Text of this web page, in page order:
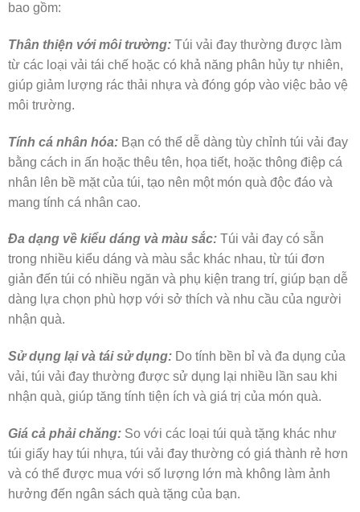
bao gồm:
Thân thiện với môi trường: Túi vải đay thường được làm
từ các loại vải tái chế hoặc có khả năng phân hủy tự nhiên,
giúp giảm lượng rác thải nhựa và đóng góp vào việc bảo vệ
môi trường.
Tính cá nhân hóa: Bạn có thể dễ dàng tùy chỉnh túi vải đay
bằng cách in ấn hoặc thêu tên, họa tiết, hoặc thông điệp cá
nhân lên bề mặt của túi, tạo nên một món quà độc đáo và
mang tính cá nhân cao.
Đa dạng về kiểu dáng và màu sắc: Túi vải đay có sẵn
trong nhiều kiểu dáng và màu sắc khác nhau, từ túi đơn
giản đến túi có nhiều ngăn và phụ kiện trang trí, giúp bạn dễ
dàng lựa chọn phù hợp với sở thích và nhu cầu của người
nhận quà.
Sử dụng lại và tái sử dụng: Do tính bền bỉ và đa dụng của
vải, túi vải đay thường được sử dụng lại nhiều lần sau khi
nhận quà, giúp tăng tính tiện ích và giá trị của món quà.
Giá cả phải chăng: So với các loại túi quà tặng khác như
túi giấy hay túi nhựa, túi vải đay thường có giá thành rẻ hơn
và có thể được mua với số lượng lớn mà không làm ảnh
hưởng đến ngân sách quà tặng của bạn.